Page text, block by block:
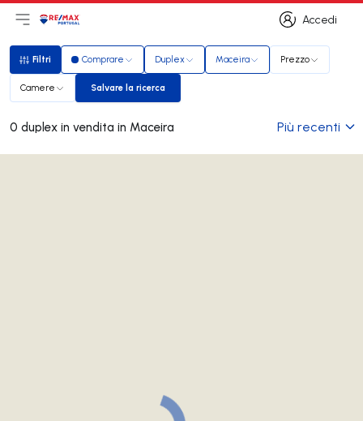
Accedi
Accedi
Apri il menu principale
LogoVai alla homepage
Filtri
Filtri Comprare Duplex Maceira Prezzo
Camere Salvare la ricerca
Salvare la ricerca
0 duplex in vendita in Maceira Più recenti